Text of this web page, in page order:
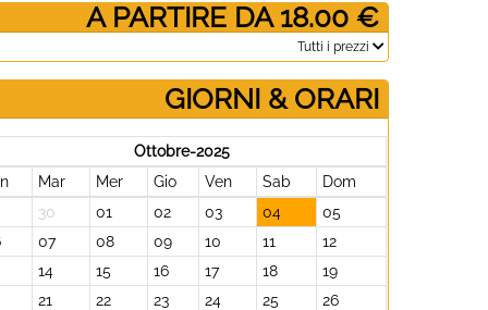
­ A PARTIRE DA 18.00 €
­Tutti i prezzi
GIORNI & ORARI
Ottobre-2025
Mar Mer Gio Ven Sab
Dom
30 01 02 03 04
05
07 08 09 10 11
12
14 15 16 17 18
19
21 22 23 24 25
26